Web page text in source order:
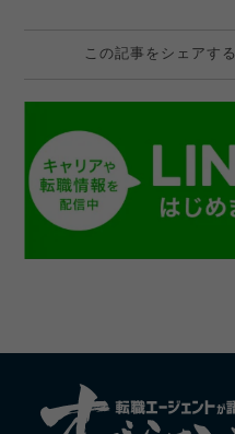
この記事をシェアする